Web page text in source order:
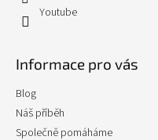
Youtube
Informace pro vás
Blog
Náš příběh
Společně pomáháme